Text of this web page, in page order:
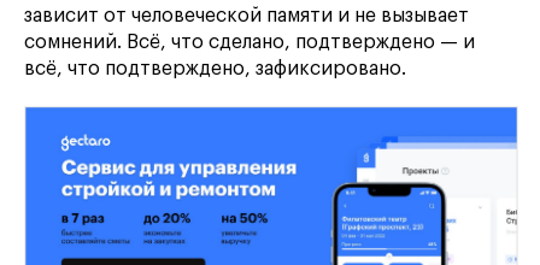
зависит от человеческой памяти и не вызывает
сомнений. Всё, что сделано, подтверждено — и
всё, что подтверждено, зафиксировано.